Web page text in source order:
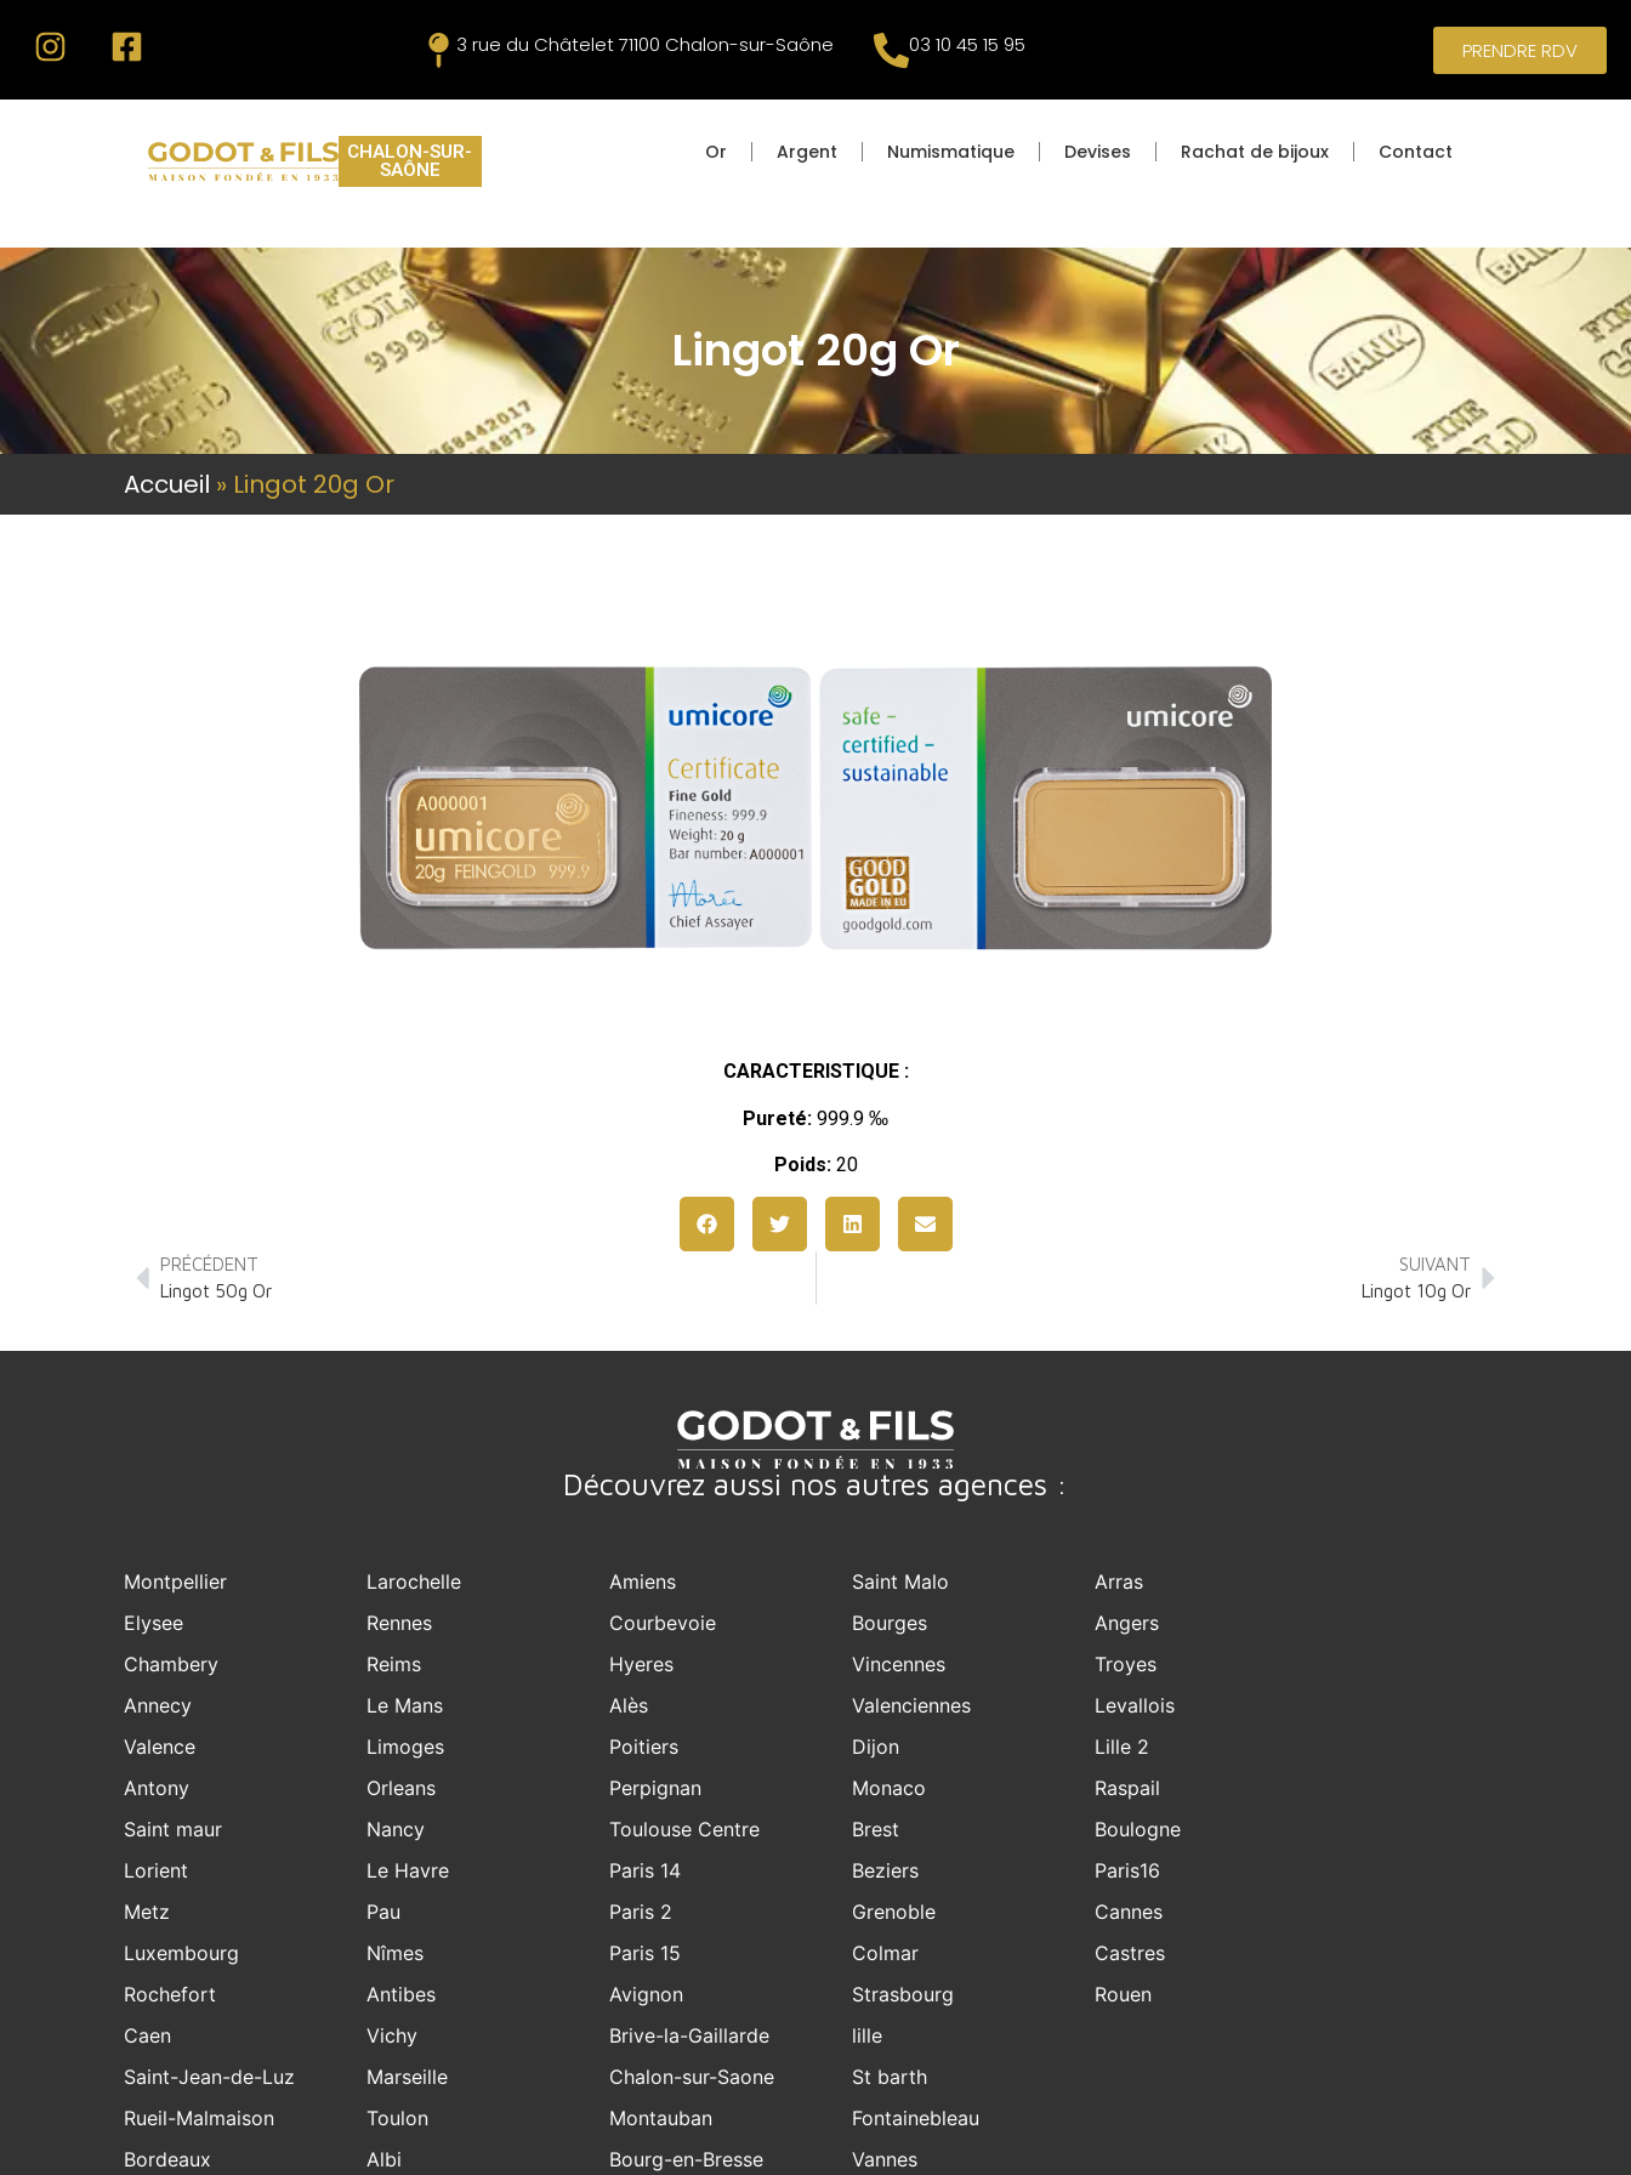
3 rue du Châtelet 71100 Chalon-sur-Saône 03 10 45 15 95 PRENDRE RDV
CHALON-SUR-
SAÔNE
Or Argent Numismatique Devises Rachat de bijoux Contact
Lingot 20g Or
Accueil » Lingot 20g Or
CARACTERISTIQUE :
Pureté: 999.9 ‰
Poids:20
PRÉCÉDENT
Lingot 50g Or
SUIVANT
Lingot 10g Or
Découvrez aussi nos autres agences :
Montpellier
Elysee
Chambery
Annecy
Valence
Antony
Saint maur
Lorient
Metz
Luxembourg
Rochefort
Larochelle
Rennes
Reims
Le Mans
Limoges
Orleans
Nancy
Le Havre
Pau
Nîmes
Antibes
Amiens
Courbevoie
Hyeres
Alès
Poitiers
Perpignan
Toulouse Centre
Paris 14
Paris 2
Paris 15
Avignon
Saint Malo
Bourges
Vincennes
Valenciennes
Dijon
Monaco
Brest
Beziers
Grenoble
Colmar
Strasbourg
Arras
Angers
Troyes
Levallois
Lille 2
Raspail
Boulogne
Paris16
Cannes
Castres
Rouen
Caen
Saint-Jean-de-Luz
Rueil-Malmaison
Bordeaux
Vichy
Marseille
Toulon
Albi
Brive-la-Gaillarde
Chalon-sur-Saone
Montauban
Bourg-en-Bresse
lille
St barth
Fontainebleau
Vannes